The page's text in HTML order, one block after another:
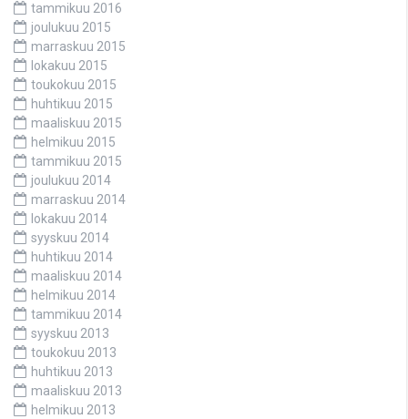
tammikuu 2016
joulukuu 2015
marraskuu 2015
lokakuu 2015
toukokuu 2015
huhtikuu 2015
maaliskuu 2015
helmikuu 2015
tammikuu 2015
joulukuu 2014
marraskuu 2014
lokakuu 2014
syyskuu 2014
huhtikuu 2014
maaliskuu 2014
helmikuu 2014
tammikuu 2014
syyskuu 2013
toukokuu 2013
huhtikuu 2013
maaliskuu 2013
helmikuu 2013